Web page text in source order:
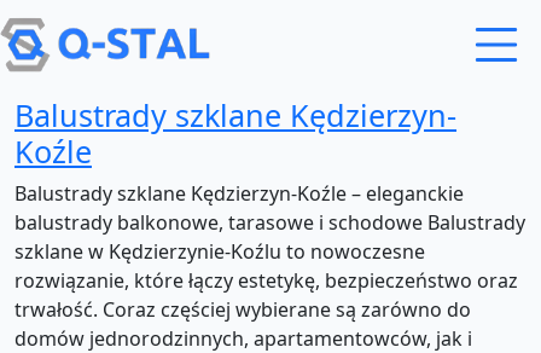
Przejdź do treści
Balustrady szklane Kędzierzyn-
Koźle
Balustrady szklane Kędzierzyn-Koźle – eleganckie
balustrady balkonowe, tarasowe i schodowe Balustrady
szklane w Kędzierzynie-Koźlu to nowoczesne
rozwiązanie, które łączy estetykę, bezpieczeństwo oraz
trwałość. Coraz częściej wybierane są zarówno do
domów jednorodzinnych, apartamentowców, jak i